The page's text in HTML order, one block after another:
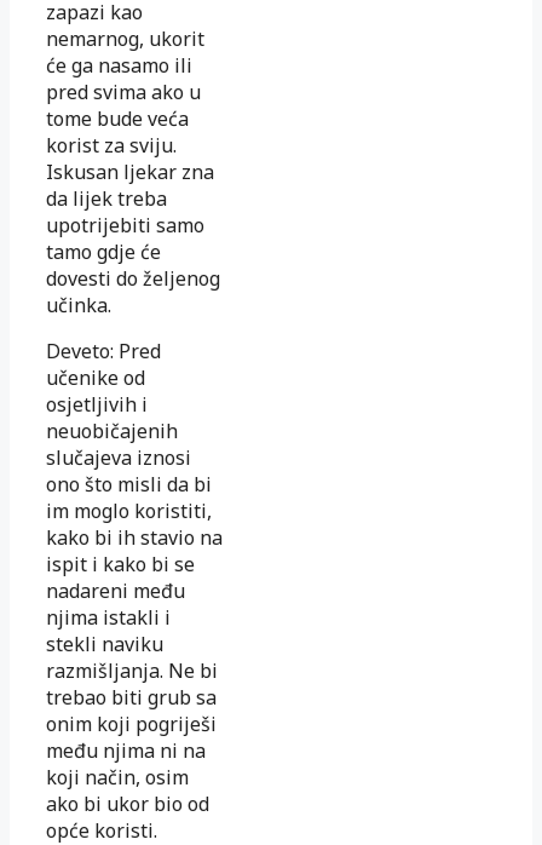
zapazi kao
nemarnog, ukorit
će ga nasamo ili
pred svima ako u
tome bude veća
korist za sviju.
Iskusan ljekar zna
da lijek treba
upotrijebiti samo
tamo gdje će
dovesti do željenog
učinka.
Deveto: Pred
učenike od
osjetljivih i
neuobičajenih
slučajeva iznosi
ono što misli da bi
im moglo koristiti,
kako bi ih stavio na
ispit i kako bi se
nadareni među
njima istakli i
stekli naviku
razmišljanja. Ne bi
trebao biti grub sa
onim koji pogriješi
među njima ni na
koji način, osim
ako bi ukor bio od
opće koristi.